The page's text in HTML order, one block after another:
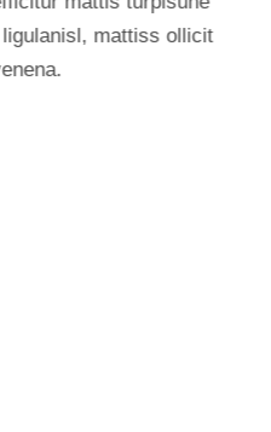
mattiss ollicit